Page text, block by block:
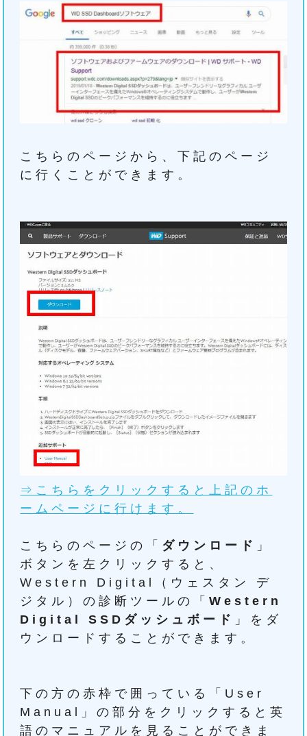
こちらのページから、下記のページ
に行くことができます。
⇒こちらをクリックすると上記のホ
ームページに行けます。
こちらのページの「 ダウンロード 」
ボタンを左クリックすると、
Western Digital（ウェスタン デ
ジタル）の診断ツールの「Western
Digital SSDダッシュボード 」をダ
ウンロードすることができます。
下の方の赤枠で囲っている「User
Manual」の部分をクリックすると英
語のマニュアルを見ることができま